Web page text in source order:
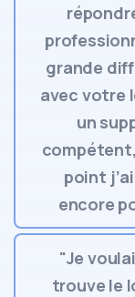
grande
avec votre
un
point
encore
"Je
trouve le